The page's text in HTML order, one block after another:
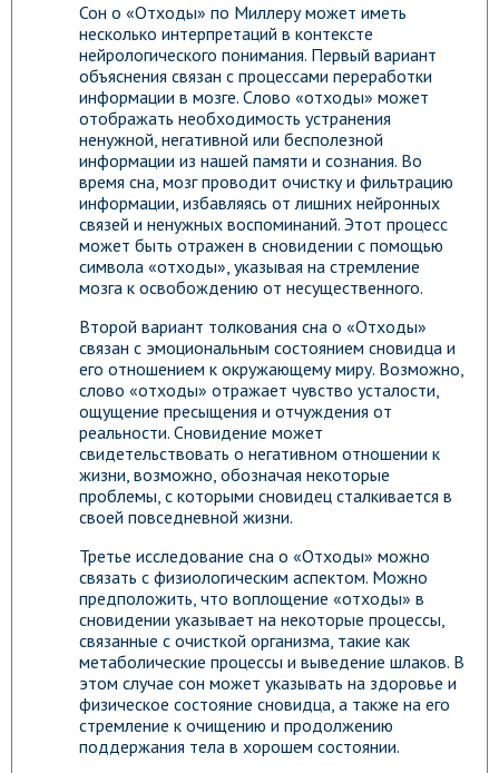
Сон о «Отходы» по Миллеру может иметь
несколько интерпретаций в контексте
нейрологического понимания. Первый вариант
объяснения связан с процессами переработки
информации в мозге. Слово «отходы» может
отображать необходимость устранения
ненужной, негативной или бесполезной
информации из нашей памяти и сознания. Во
время сна, мозг проводит очистку и фильтрацию
информации, избавляясь от лишних нейронных
связей и ненужных воспоминаний. Этот процесс
может быть отражен в сновидении с помощью
символа «отходы», указывая на стремление
мозга к освобождению от несущественного.
Второй вариант толкования сна о «Отходы»
связан с эмоциональным состоянием сновидца и
его отношением к окружающему миру. Возможно,
слово «отходы» отражает чувство усталости,
ощущение пресыщения и отчуждения от
реальности. Сновидение может
свидетельствовать о негативном отношении к
жизни, возможно, обозначая некоторые
проблемы, с которыми сновидец сталкивается в
своей повседневной жизни.
Третье исследование сна о «Отходы» можно
связать с физиологическим аспектом. Можно
предположить, что воплощение «отходы» в
сновидении указывает на некоторые процессы,
связанные с очисткой организма, такие как
метаболические процессы и выведение шлаков. В
этом случае сон может указывать на здоровье и
физическое состояние сновидца, а также на его
стремление к очищению и продолжению
поддержания тела в хорошем состоянии.